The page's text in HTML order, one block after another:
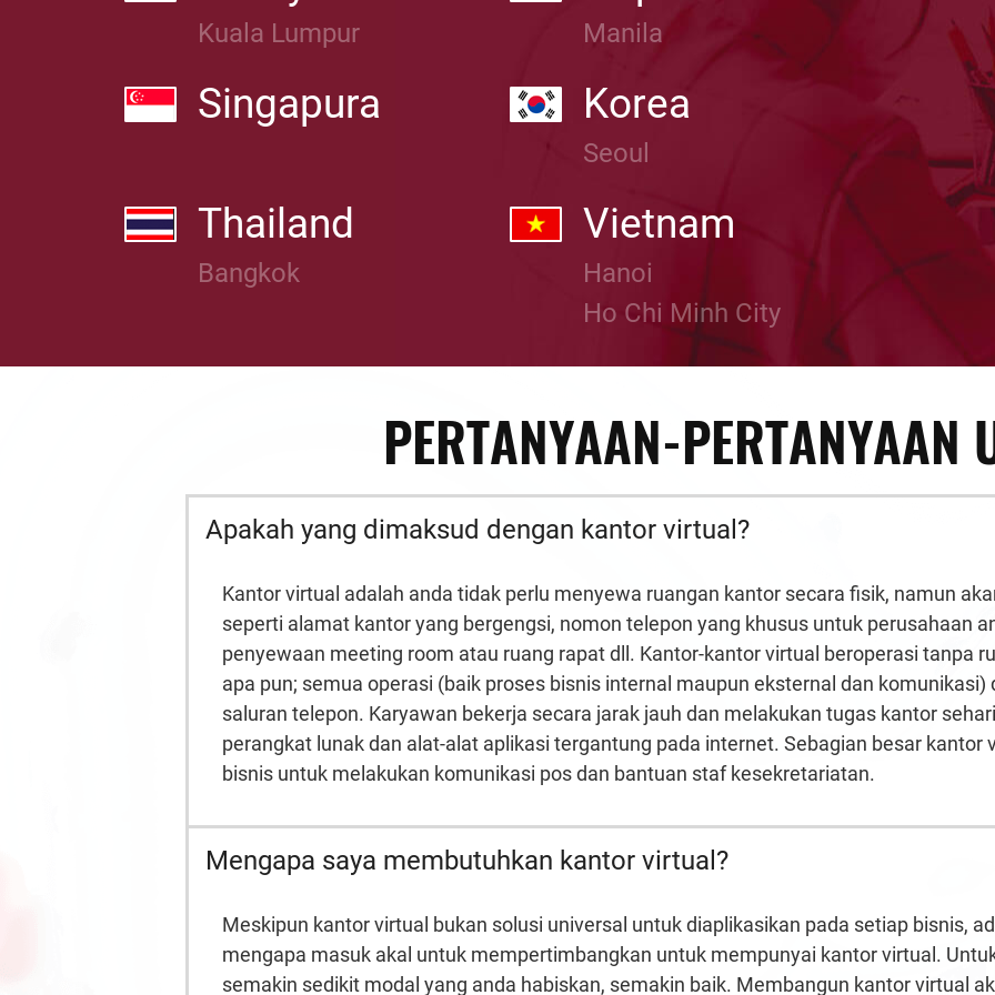
Kuala Lumpur Manila
Singapura Korea
Seoul
Thailand
Bangkok
Vietnam
Hanoi
Ho Chi Minh City
PERTANYAAN-PERTANYAAN
Apakah yang dimaksud dengan kantor virtual?
Kantor virtual adalah anda tidak perlu menyewa ruangan kantor secara fisik, namun
seperti alamat kantor yang bergengsi, nomon telepon yang khusus untuk perusahaan
penyewaan meeting room atau ruang rapat dll. Kantor-kantor virtual beroperasi tanpa
apa pun; semua operasi (baik proses bisnis internal maupun eksternal dan
saluran telepon. Karyawan bekerja secara jarak jauh dan melakukan tugas kantor
perangkat lunak dan alat-alat aplikasi tergantung pada internet. Sebagian besar
bisnis untuk melakukan komunikasi pos dan bantuan staf kesekretariatan.
Mengapa saya membutuhkan kantor virtual?
Meskipun kantor virtual bukan solusi universal untuk diaplikasikan pada setiap bisnis,
mengapa masuk akal untuk mempertimbangkan untuk mempunyai kantor virtual.
semakin sedikit modal yang anda habiskan, semakin baik. Membangun kantor virtual